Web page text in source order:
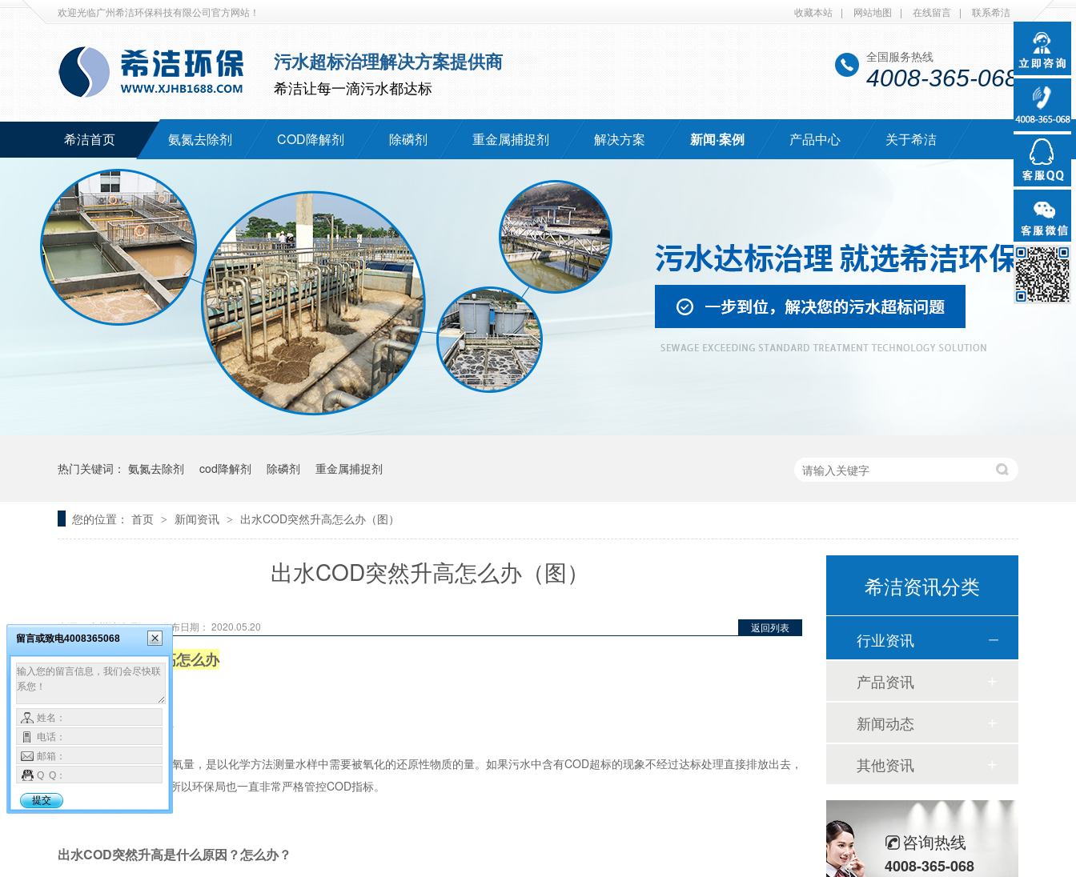
收藏本站 | 网站地图 | 在线留言 | 联系希洁
欢迎光临广州希洁环保科技有限公司官方网站！
污水超标治理解决方案提供商
希洁让每一滴污水都达标
全国服务热线
4008-365-068
希洁首页 氨氮去除剂 COD降解剂 除磷剂 重金属捕捉剂 解决方案 新闻·案例 产品中心 关于希洁
热门关键词： 氨氮去除剂 cod降解剂 除磷剂 重金属捕捉剂
您的位置： 首页 > 新闻资讯 > 出水COD突然升高怎么办（图）
出水COD突然升高怎么办（图）
返回列表
来源： 广州希洁环保 发布日期： 2020.05.20
出水COD突然升高怎么办
出水COD是什么呢？
COD常见解释：化学需氧量，是以化学方法测量水样中需要被氧化的还原性物质的量。如果污水中含有COD超标的现象不经过达标处理直接排放出去，
会对的严重污染水源；所以环保局也一直非常严格管控COD指标。
出水COD突然升高是什么原因？怎么办？
希洁资讯分类
行业资讯
产品资讯
新闻动态
其他资讯
咨询热线
4008-365-068
留言或致电4008365068
姓名：
电话：
邮箱：
Q Q：
提交